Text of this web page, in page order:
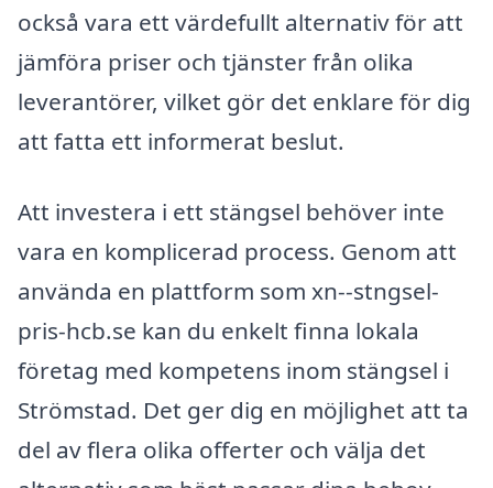
också vara ett värdefullt alternativ för att
jämföra priser och tjänster från olika
leverantörer, vilket gör det enklare för dig
att fatta ett informerat beslut.
Att investera i ett stängsel behöver inte
vara en komplicerad process. Genom att
använda en plattform som xn--stngsel-
pris-hcb.se kan du enkelt finna lokala
företag med kompetens inom stängsel i
Strömstad. Det ger dig en möjlighet att ta
del av flera olika offerter och välja det